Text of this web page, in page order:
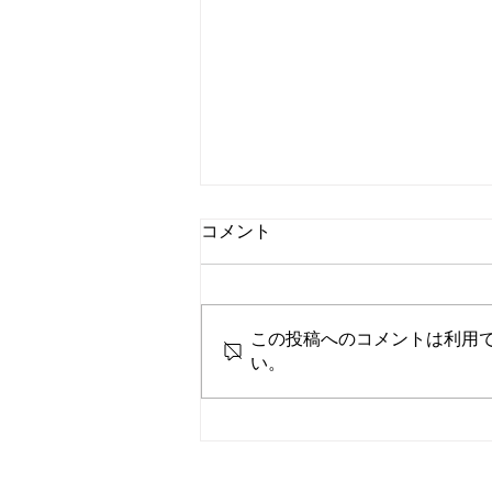
★初めてご来院される方へ★
コメント
この投稿へのコメントは利用
い。